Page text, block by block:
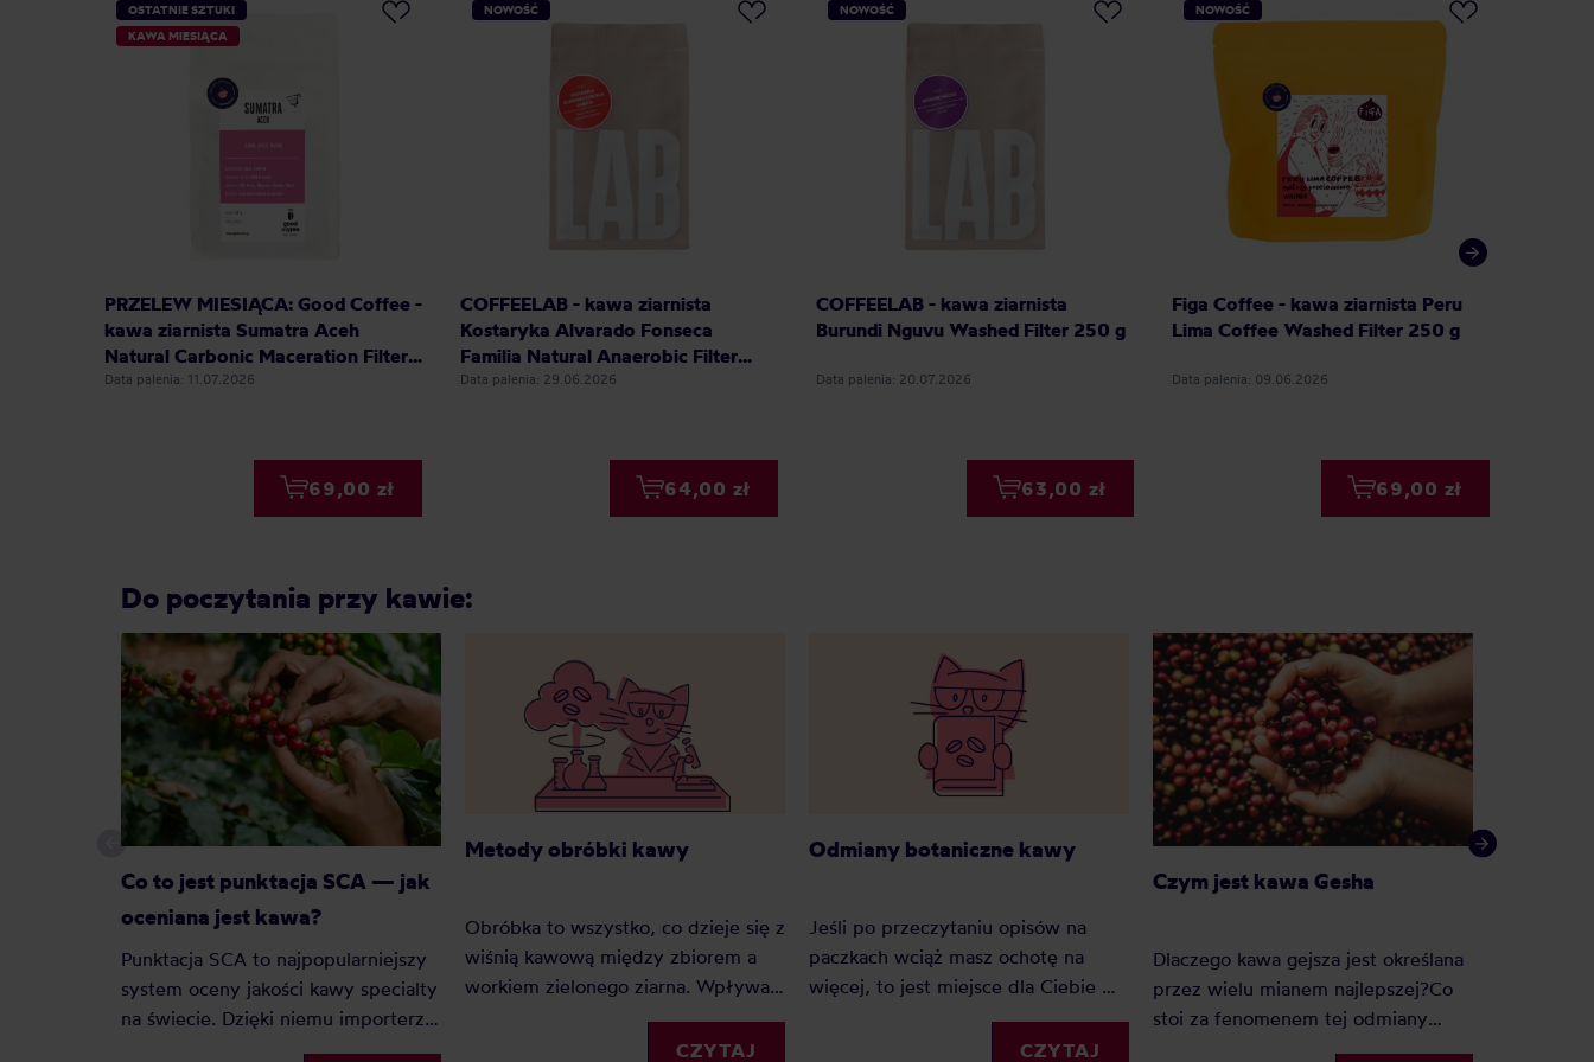
OSTATNIE SZTUKI
KAWA MIESIĄCA
PRZELEW MIESIĄCA: Good Coffee -
kawa ziarnista Sumatra Aceh
Natural Carbonic Maceration Filter
250 g
Data palenia: 11.07.2026
69,00 zł
NOWOŚĆ
COFFEELAB - kawa ziarnista
Kostaryka Alvarado Fonseca
Familia Natural Anaerobic Filter
250 g
Data palenia: 29.06.2026
64,00 zł
NOWOŚĆ
COFFEELAB - kawa ziarnista
Burundi Nguvu Washed Filter 250 g
Data palenia: 20.07.2026
63,00 zł
NOWOŚĆ
Figa Coffee - kawa ziarnista Peru
Lima Coffee Washed Filter 250 g
Data palenia: 09.06.2026
69,00 zł
Do poczytania przy kawie:
Co to jest punktacja SCA — jak
oceniana jest kawa?
Punktacja SCA to najpopularniejszy
system oceny jakości kawy specialty
na świecie. Dzięki niemu importerzy,
palarnie i konsumenci mogą
Metody obróbki kawy
Obróbka to wszystko, co dzieje się z
wiśnią kawową między zbiorem a
workiem zielonego ziarna. Wpływa
na smak mocniej niż odmiana i
często mocniej niż sam krajCZYTAJ
Odmiany botaniczne kawy
Jeśli po przeczytaniu opisów na
paczkach wciąż masz ochotę na
więcej, to jest miejsce dla Ciebie —
nazwy odmian z etykiet rozłożone
na czynniki pierwsze, na podstawie
CZYTAJ
Czym jest kawa Gesha
Dlaczego kawa gejsza jest określana
przez wielu mianem najlepszej?Co
stoi za fenomenem tej odmiany
botanicznej arabiki, wywołującym